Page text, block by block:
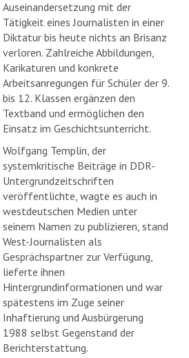
Auseinandersetzung mit der
Tätigkeit eines Journalisten in einer
Diktatur bis heute nichts an Brisanz
verloren. Zahlreiche Abbildungen,
Karikaturen und konkrete
Arbeitsanregungen für Schüler der 9.
bis 12. Klassen ergänzen den
Textband und ermöglichen den
Einsatz im Geschichtsunterricht.
Wolfgang Templin, der
systemkritische Beiträge in DDR-
Untergrundzeitschriften
veröffentlichte, wagte es auch in
westdeutschen Medien unter
seinem Namen zu publizieren, stand
West-Journalisten als
Gesprächspartner zur Verfügung,
lieferte ihnen
Hintergrundinformationen und war
spätestens im Zuge seiner
Inhaftierung und Ausbürgerung
1988 selbst Gegenstand der
Berichterstattung.